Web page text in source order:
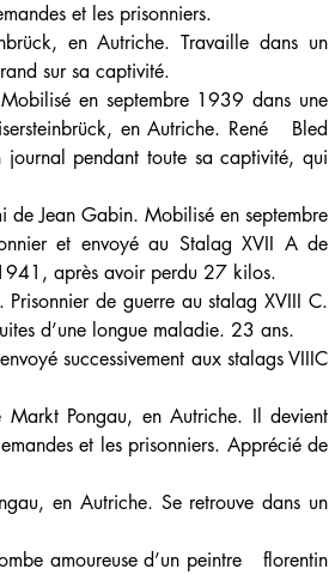
et les prisonniers.
en Autriche. Travaille dans un
sur sa captivité.
en septembre 1939 dans une
en Autriche. René   Bled
pendant toute sa captivité, qui
Jean Gabin. Mobilisé en septembre
et envoyé au Stalag XVII A de
après avoir perdu 27 kilos.
de guerre au stalag XVIII C.
d’une longue maladie. 23 ans.
successivement aux stalags VIIIC
Pongau, en Autriche. Il devient
et les prisonniers. Apprécié de
en Autriche. Se retrouve dans un
amoureuse d’un peintre   florentin